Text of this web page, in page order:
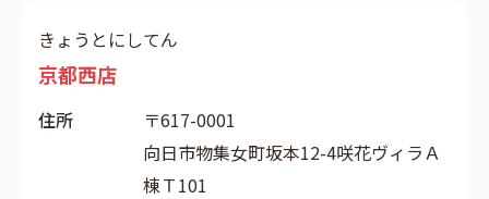
きょうとにしてん
京都西店
住所
〒617-0001
向日市物集女町坂本12-4咲花ヴィラＡ
棟Ｔ101